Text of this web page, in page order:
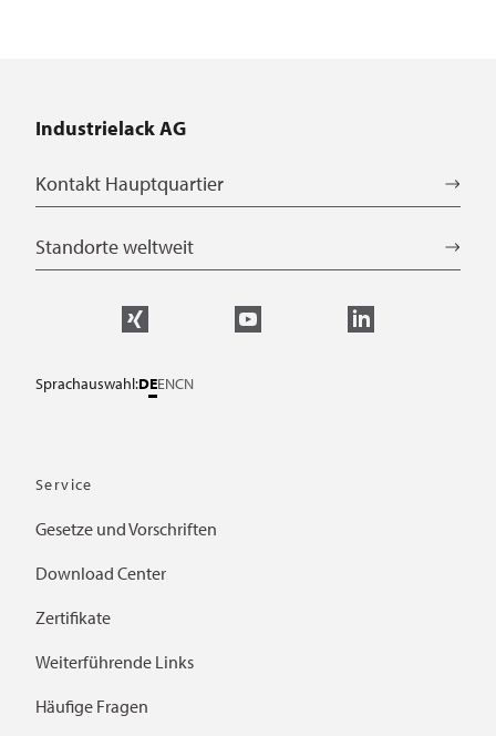
Industrielack AG
Kontakt Hauptquartier
Standorte weltweit
Sprachauswahl:DEENCN
Service
Gesetze und Vorschriften
Download Center
Zertifikate
Weiterführende Links
Häufige Fragen